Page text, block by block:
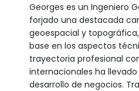
Georges es un Ingeniero
forjado una destacada
geoespacial y
base en los aspectos
trayectoria profesional
internacionales ha
desarrollo de negocios.